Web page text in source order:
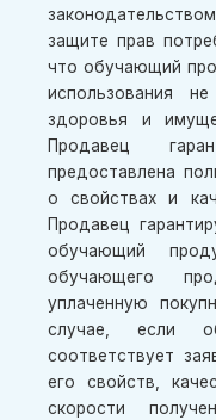
защите прав
что обучающий
использования
здоровья и
Продавец
предоставлена
о свойствах и
Продавец
обучающий
обучающего
уплаченную
случае, если
соответствует
его свойств,
скорости